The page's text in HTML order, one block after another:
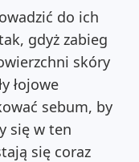
do ich
gdyż zabieg
skóry
łojowe
sebum, by
się w ten
się coraz